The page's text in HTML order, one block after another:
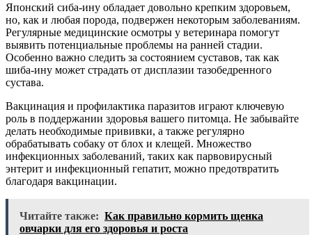
Японский сиба-ину обладает довольно крепким здоровьем,
но, как и любая порода, подвержен некоторым заболеваниям.
Регулярные медицинские осмотры у ветеринара помогут
выявить потенциальные проблемы на ранней стадии.
Особенно важно следить за состоянием суставов, так как
шиба-ину может страдать от дисплазии тазобедренного
сустава.
Вакцинация и профилактика паразитов играют ключевую
роль в поддержании здоровья вашего питомца. Не забывайте
делать необходимые прививки, а также регулярно
обрабатывать собаку от блох и клещей. Множество
инфекционных заболеваний, таких как парвовирусный
энтерит и инфекционный гепатит, можно предотвратить
благодаря вакцинации.
Читайте также: Как правильно кормить щенка
овчарки для его здоровья и роста